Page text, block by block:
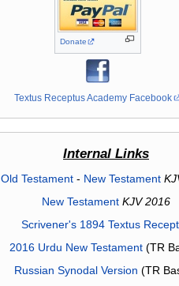
Donate
Textus Receptus Academy Facebook
Internal Links
Old Testament- New Testament
New Testament KJV 2016
Scrivener's 1894 Textus
2016 Urdu New Testament(TR
Russian Synodal Version (TR